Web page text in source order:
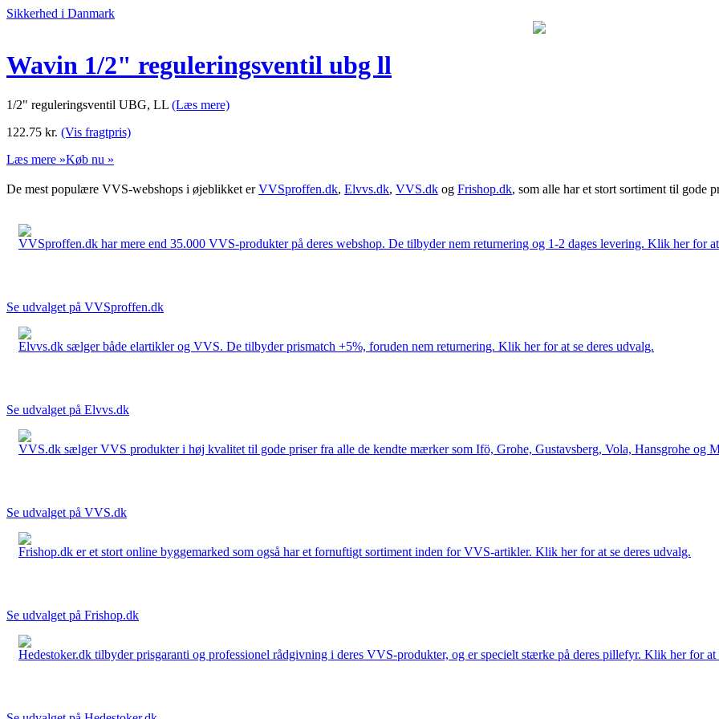
Sikkerhed i Danmark
Wavin 1/2" reguleringsventil ubg ll
1/2" reguleringsventil UBG, LL (Læs mere)
122.75 kr. (Vis fragtpris)
Læs mere »Køb nu »
De mest populære VVS-webshops i øjeblikket erVVSproffen.dk, Elvvs.dk, VVS.dk og Frishop.dk, som alle har et stort sortiment til gode
VVSproffen.dk har mere end 35.000 VVS-produkter på deres webshop. De tilbyder nem returnering og 1-2 dages levering. Klik her for
Se udvalget på VVSproffen.dk
Elvvs.dk sælger både elartikler og VVS. De tilbyder prismatch +5%, foruden nem returnering. Klik her for at se deres udvalg.
Se udvalget på Elvvs.dk
VVS.dk sælger VVS produkter i høj kvalitet til gode priser fra alle de kendte mærker som Ifö, Grohe, Gustavsberg, Vola, Hansgrohe og
Se udvalget på VVS.dk
Frishop.dk er et stort online byggemarked som også har et fornuftigt sortiment inden for VVS-artikler. Klik her for at se deres udvalg.
Se udvalget på Frishop.dk
Hedestoker.dk tilbyder prisgaranti og professionel rådgivning i deres VVS-produkter, og er specielt stærke på deres pillefyr. Klik her for at